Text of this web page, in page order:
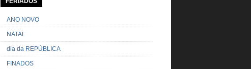
passando pela cidade e visitando a casa das pessoas,
onde são entoadas profecias […]
ANO NOVO
NATAL
dia da REPÚBLICA
FINADOS